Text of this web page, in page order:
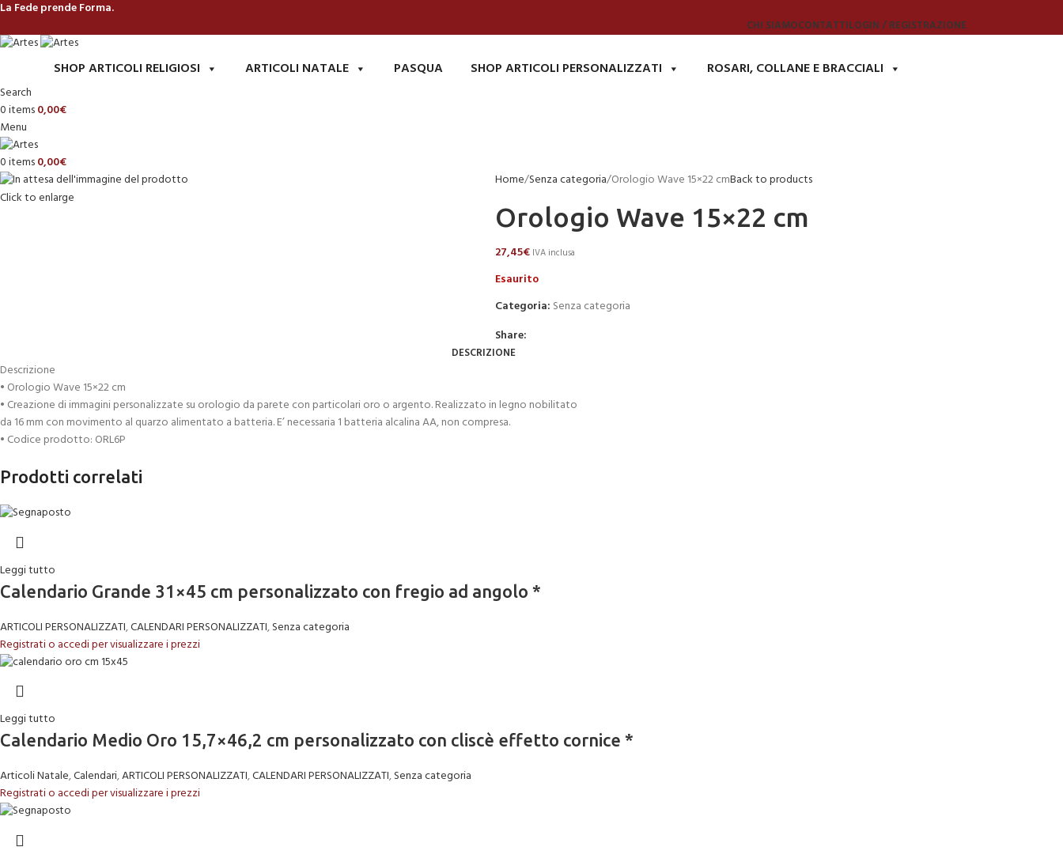
La Fede prende Forma.
CHI SIAMOCONTATTILOGIN / REGISTRAZIONE
SHOP ARTICOLI RELIGIOSI ARTICOLI NATALE PASQUA SHOP ARTICOLI PERSONALIZZATI ROSARI, COLLANE E BRACCIALI
Search
0items0,00€
Menu
0items0,00€
Click to enlarge
Home Senza categoria Orologio Wave 15×22 cmBack to products
Orologio Wave 15×22 cm
27,45€ IVA inclusa
Esaurito
Categoria: Senza categoria
Share:
DESCRIZIONE
Descrizione
• Orologio Wave 15×22 cm
• Creazione di immagini personalizzate su orologio da parete con particolari oro o argento. Realizzato in legno nobilitato
da 16 mm con movimento al quarzo alimentato a batteria. E’ necessaria 1 batteria alcalina AA, non compresa.
• Codice prodotto: ORL6P
Prodotti correlati
Leggi tutto
Calendario Grande 31×45 cm personalizzato con fregio ad angolo *
ARTICOLI PERSONALIZZATI,CALENDARI PERSONALIZZATI,Senza categoria
Registrati o accedi per visualizzare i prezzi
Leggi tutto
Calendario Medio Oro 15,7×46,2 cm personalizzato con cliscè effetto cornice *
Articoli Natale,Calendari,ARTICOLI PERSONALIZZATI,CALENDARI PERSONALIZZATI,Senza categoria
Registrati o accedi per visualizzare i prezzi